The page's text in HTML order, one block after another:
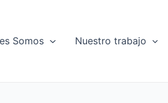
Somos Nuestro trabajo